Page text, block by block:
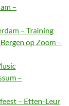
–
– Training
op Zoom –
–
– Etten-Leur